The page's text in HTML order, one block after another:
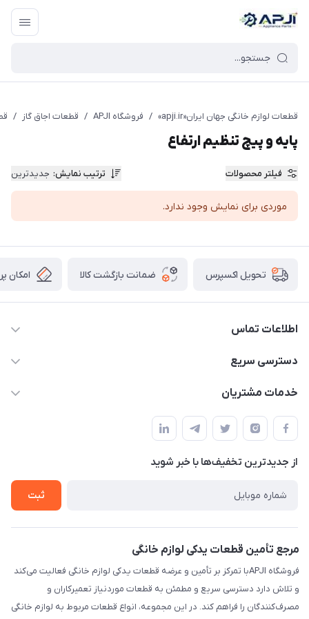
قطعات یدکی و جانبی لوازم خانگی جهان ایران
قطعات لوازم خانگی جهان ایران«apji.ir» / فروشگاه APJI / قطعات اجاق گاز /
پایه و پیچ تنظیم ارتفاع
فیلتر محصولات ترتیب نمایش: جدیدترین
موردی برای نمایش وجود ندارد.
تحویل اکسپرس ضمانت بازگشت کالا امکان
اطلاعات تماس
09106753413
دسترسی سریع
حساب کاربری
لیست محصولات
درباره ما
خدمات مشتریان
قوانین و مقررات
حریم خصوصی
راهنما
از جدید‌ترین تخفیف‌ها با‌ خبر شوید
ثبت
مرجع تأمین قطعات یدکی لوازم خانگی
فروشگاه APJIبا تمرکز بر تأمین و عرضه قطعات یدکی لوازم خانگی فعالیت می‌کند
و تلاش دارد دسترسی سریع و مطمئن به قطعات موردنیاز تعمیرکاران و
مصرف‌کنندگان را فراهم کند. در این مجموعه، انواع قطعات مربوط به لوازم خانگی